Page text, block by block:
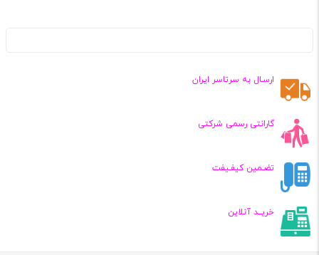
ارسـال به سرتاسر ایران
گارانتی رسمی شرکتی
تضـمین کیفـیفت
خریــد آنلاین